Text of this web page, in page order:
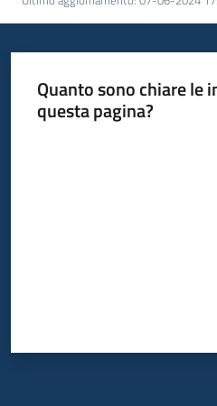
Quanto sono chiare le
questa pagina?